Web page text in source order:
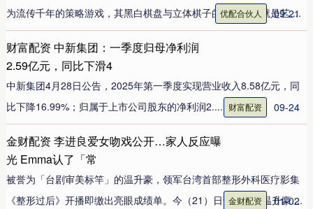
为流传千年的策略游戏，其黑白棋盘与立体棋子的设计本身就是艺....
09-21
优配合伙人
财富配资 中新集团：一季度归母净利润
2.59亿元，同比下滑4
中新集团4月28日公告，2025年第一季度实现营业收入8.58亿元，同
比下降16.99%；归属于上市公司股东的净利润2.....
09-24
财富配资
金财配资 李进良爱女吻戏公开…家人反应曝
光 Emma认了「常
被誉为「台剧审美标竿」的温升豪，领军台湾首部整形外科医疗影集
《整形过后》开播即缴出亮眼成绩单。今（21）日该剧主演温升豪....
01-02
金财配资